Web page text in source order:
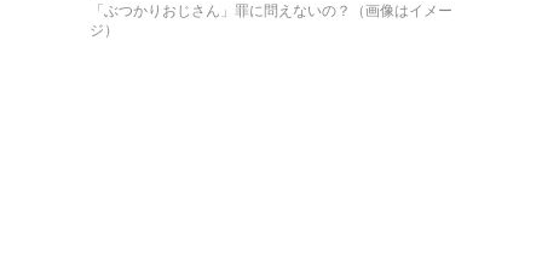
「ぶつかりおじさん」罪に問えないの？（画像はイメー
ジ）